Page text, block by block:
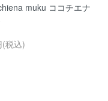
muku ココチエナ
税込)